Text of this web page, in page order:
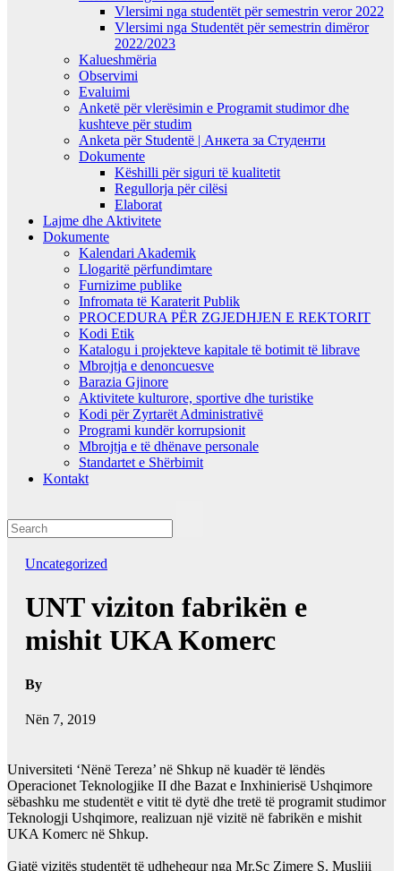
Vlersimi nga studentët për semestrin veror 2022
Vlersimi nga Studentët për semestrin dimëror
2022/2023
Kalueshmëria
Observimi
Evaluimi
Anketë për vlerësimin e Programit studimor dhe
kushteve për studim
Anketa për Studentë | Анкета за Студенти
Dokumente
Këshilli për siguri të kualitetit
Regullorja për cilësi
Elaborat
Lajme dhe Aktivitete
Dokumente
Kalendari Akademik
Llogaritë përfundimtare
Furnizime publike
Infromata të Karaterit Publik
PROCEDURA PËR ZGJEDHJEN E REKTORIT
Kodi Etik
Katalogu i projekteve kapitale të botimit të librave
Mbrojtja e denoncuesve
Barazia Gjinore
Aktivitete kulturore, sportive dhe turistike
Kodi për Zyrtarët Administrativë
Programi kundër korrupsionit
Mbrojtja e të dhënave personale
Standartet e Shërbimit
Kontakt
Uncategorized
UNT viziton fabrikën e
mishit UKA Komerc
By
Nën 7, 2019
Universiteti ‘Nënë Tereza’ në Shkup në kuadër të lëndës
Operacionet Teknologjike II dhe Bazat e Inxhinierisë Ushqimore
sëbashku me studentët e vitit të dytë dhe tretë të programit studimor
Teknologji Ushqimore, realizuan një vizitë në fabrikën e mishit
UKA Komerc në Shkup.
Gjatë vizitës studentët të udhehequr nga Mr.Sc Zimere S. Musliji